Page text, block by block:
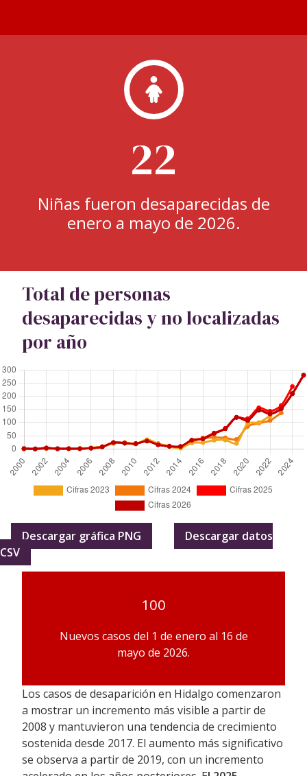
22
Niñas fueron desaparecidas de
enero a mayo de 2026.
Total de personas
desaparecidas y no localizadas
por año
Descargar gráfica PNG
Descargar datos
CSV
100
Nuevos casos del 1 de enero al 16 de
mayo de 2026.
Los casos de desaparición en Hidalgo comenzaron
a mostrar un incremento más visible a partir de
2008 y mantuvieron una tendencia de crecimiento
sostenida desde 2017. El aumento más significativo
se observa a partir de 2019, con un incremento